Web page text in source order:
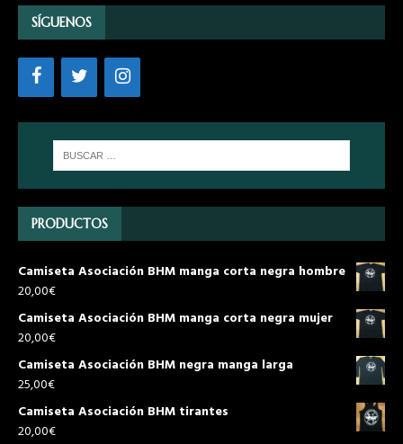
SÍGUENOS
PRODUCTOS
Camiseta Asociación BHM manga corta negra hombre
20,00€
Camiseta Asociación BHM manga corta negra mujer
20,00€
Camiseta Asociación BHM negra manga larga
25,00€
Camiseta Asociación BHM tirantes
20,00€